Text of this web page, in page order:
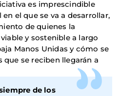
es imprescindible
el que se va a desarrollar,
de quienes la
y sostenible a largo
Manos Unidas y cómo se
se reciben llegarán a
de los